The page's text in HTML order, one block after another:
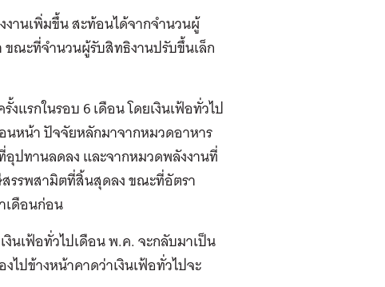
านเพิ่มขึ้น สะท้อนได้จากจำนวนผู้
ณะที่จำนวนผู้รับสิทธิงานปรับขึ้นเล็ก
แรกในรอบ 6 เดือน โดยเงินเฟ้อทั่วไป
นหน้า ปัจจัยหลักมาจากหมวดอาหาร
ปทานลดลง และจากหมวดพลังงานที่
รรพสามิตที่สิ้นสุดลง ขณะที่อัตรา
เดือนก่อน
นเฟ้อทั่วไปเดือน พ.ค. จะกลับมาเป็น
ไปข้างหน้าคาดว่าเงินเฟ้อทั่วไปจะ